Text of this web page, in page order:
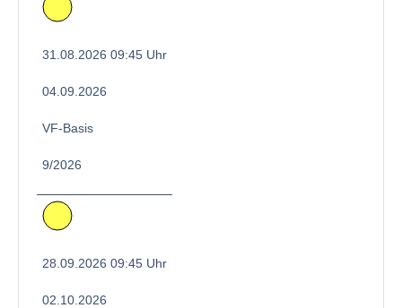
31.08.2026 09:45 Uhr
04.09.2026
VF-Basis
9/2026
28.09.2026 09:45 Uhr
02.10.2026